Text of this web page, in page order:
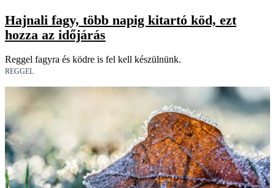
Hajnali fagy, több napig kitartó köd, ezt
hozza az időjárás
Reggel fagyra és ködre is fel kell készülnünk.
REGGEL